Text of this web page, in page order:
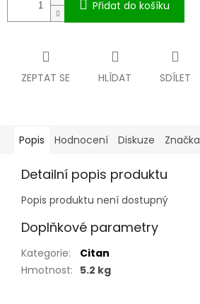
Přidat do košíku
ZEPTAT SE HLÍDAT SDÍLET
Popis Hodnocení Diskuze Značka
Detailní popis produktu
Popis produktu není dostupný
Doplňkové parametry
Kategorie:
Citan
Hmotnost: 5.2 kg